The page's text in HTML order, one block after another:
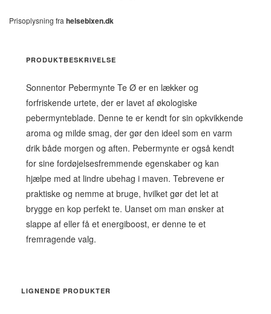
Prisoplysning fra helsebixen.dk
PRODUKTBESKRIVELSE
Sonnentor Pebermynte Te Ø er en lækker og
forfriskende urtete, der er lavet af økologiske
pebermynteblade. Denne te er kendt for sin opkvikkende
aroma og milde smag, der gør den ideel som en varm
drik både morgen og aften. Pebermynte er også kendt
for sine fordøjelsesfremmende egenskaber og kan
hjælpe med at lindre ubehag i maven. Tebrevene er
praktiske og nemme at bruge, hvilket gør det let at
brygge en kop perfekt te. Uanset om man ønsker at
slappe af eller få et energiboost, er denne te et
fremragende valg.
LIGNENDE PRODUKTER